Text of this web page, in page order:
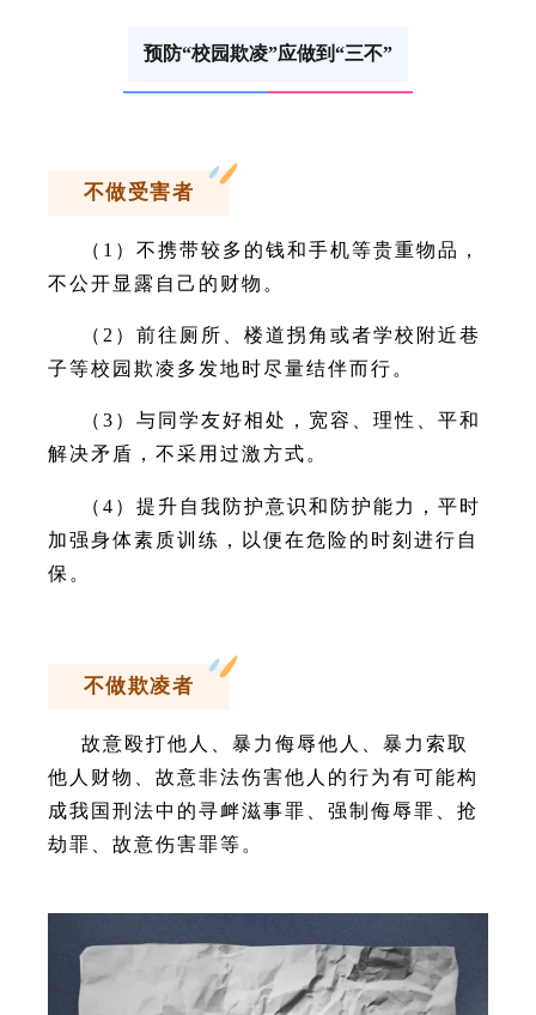
预防“校园欺凌”应做到“三不”
不做受害者
（1）不携带较多的钱和手机等贵重物品，
不公开显露自己的财物。
（2）前往厕所、楼道拐角或者学校附近巷
子等校园欺凌多发地时尽量结伴而行。
（3）与同学友好相处，宽容、理性、平和
解决矛盾，不采用过激方式。
（4）提升自我防护意识和防护能力，平时
加强身体素质训练，以便在危险的时刻进行自
保。
不做欺凌者
故意殴打他人、暴力侮辱他人、暴力索取
他人财物、故意非法伤害他人的行为有可能构
成我国刑法中的寻衅滋事罪、强制侮辱罪、抢
劫罪、故意伤害罪等。